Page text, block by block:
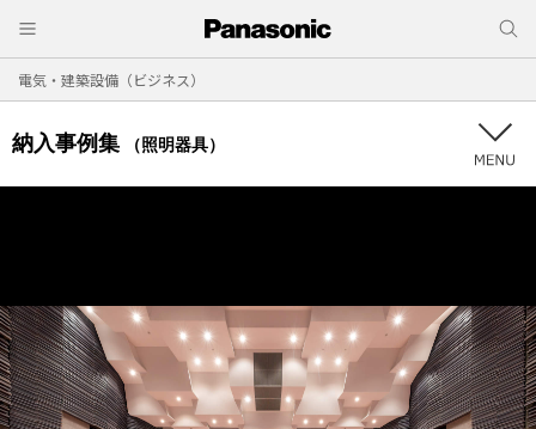
電気・建築設備（ビジネス）
納入事例集 （照明器具）